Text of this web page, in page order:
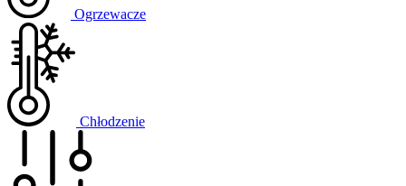
Ogrzewacze
Chłodzenie